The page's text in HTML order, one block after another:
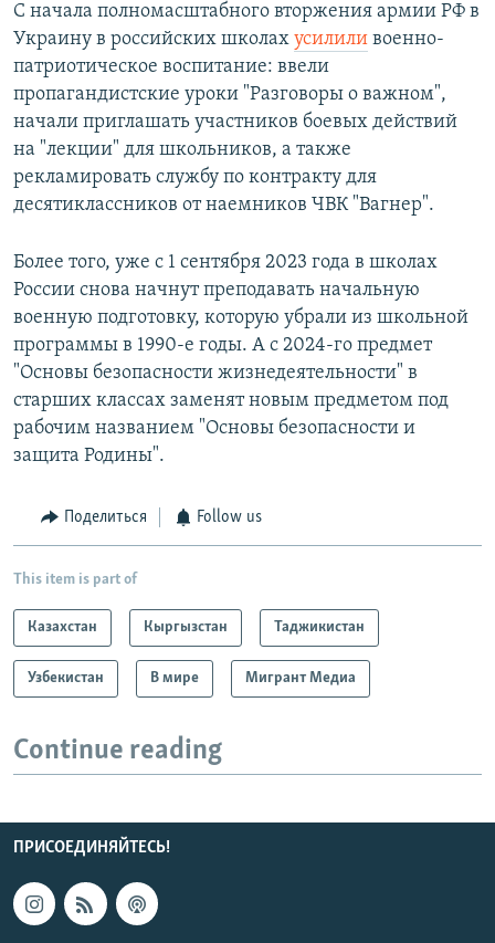
С начала полномасштабного вторжения армии РФ в
Украину в российских школах усилили военно-
патриотическое воспитание: ввели
пропагандистские уроки "Разговоры о важном",
начали приглашать участников боевых действий
на "лекции" для школьников, а также
рекламировать службу по контракту для
десятиклассников от наемников ЧВК "Вагнер".
Более того, уже с 1 сентября 2023 года в школах
России снова начнут преподавать начальную
военную подготовку, которую убрали из школьной
программы в 1990-е годы. А с 2024-го предмет
"Основы безопасности жизнедеятельности" в
старших классах заменят новым предметом под
рабочим названием "Основы безопасности и
защита Родины".
Поделиться Follow us
This item is part of
Казахстан Кыргызстан Таджикистан
Узбекистан В мире Мигрант Медиа
Continue reading
ПРИСОЕДИНЯЙТЕСЬ!